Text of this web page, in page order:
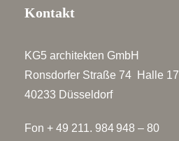
Kontakt
KG5 architekten GmbH
Ronsdorfer Straße 74 Halle 17
40233 Düsseldorf
Fon + 49 211. 984 948 – 80